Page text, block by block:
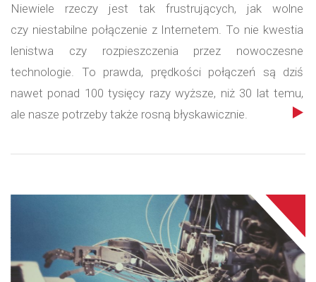
Niewiele rzeczy jest tak frustrujących, jak wolne
czy niestabilne połączenie z Internetem. To nie kwestia
lenistwa czy rozpieszczenia przez nowoczesne
technologie. To prawda, prędkości połączeń są dziś
nawet ponad 100 tysięcy razy wyższe, niż 30 lat temu,
ale nasze potrzeby także rosną błyskawicznie.